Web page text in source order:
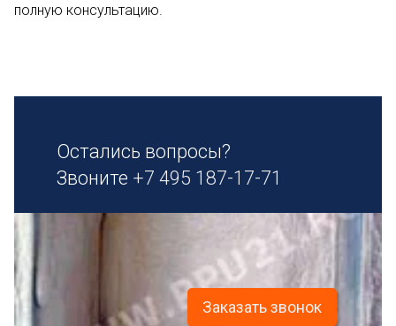
полную консультацию.
Остались вопросы?
Звоните +7 495 187-17-71
Заказать звонок